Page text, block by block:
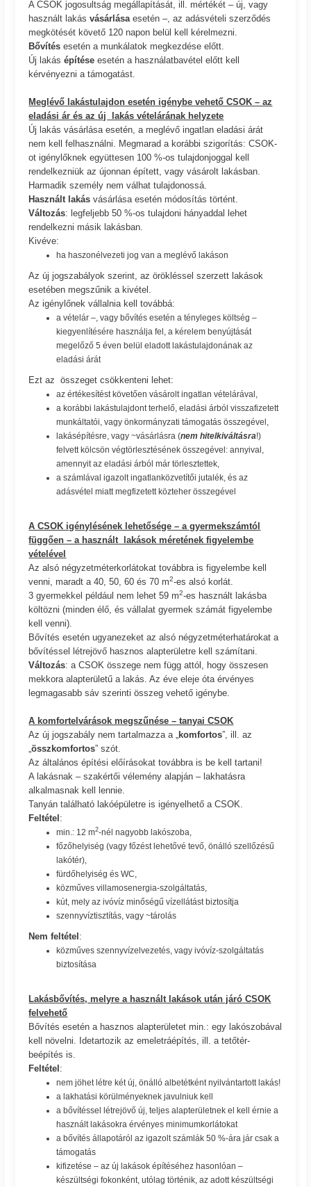
A CSOK jogosultság megállapítását, ill. mértékét – új, vagy
használt lakásvásárlása esetén –, az adásvételi szerződés
megkötését követő 120 napon belül kell kérelmezni.
Bővítés esetén a munkálatok megkezdése előtt.
Új lakásépítése esetén a használatbavétel előtt kell
kérvényezni a támogatást.
Meglévő lakástulajdon esetén igénybe vehető CSOK – az
eladási ár és az új lakás vételárának helyzete
Új lakás vásárlása esetén, a meglévő ingatlan eladási árát
nem kell felhasználni. Megmarad a korábbi szigorítás: CSOK-
ot igénylőknek együttesen 100 %-os tulajdonjoggal kell
rendelkezniük az újonnan épített, vagy vásárolt lakásban.
Harmadik személy nem válhat tulajdonossá.
Használt lakás vásárlása esetén módosítás történt.
Változás: legfeljebb 50 %-os tulajdoni hányaddal lehet
rendelkezni másik lakásban.
Kivéve:
ha haszonélvezeti jog van a meglévő lakáson
Az új jogszabályok szerint, az örökléssel szerzett lakások
esetében megszűnik a kivétel.
Az igénylőnek vállalnia kell továbbá:
a vételár –, vagy bővítés esetén a tényleges költség –
kiegyenlítésére használja fel, a kérelem benyújtását
megelőző 5 éven belül eladott lakástulajdonának az
eladási árát
Ezt az összeget csökkenteni lehet:
az értékesítést követően vásárolt ingatlan vételárával,
a korábbi lakástulajdont terhelő, eladási árból visszafizetett
munkáltatói, vagy önkormányzati támogatás összegével,
lakásépítésre, vagy ~vásárlásra (nem hitelkiváltásra!)
felvett kölcsön végtörlesztésének összegével: annyival,
amennyit az eladási árból már törlesztettek,
a számlával igazolt ingatlanközvetítői jutalék, és az
adásvétel miatt megfizetett közteher összegével
A CSOK igénylésének lehetősége – a gyermekszámtól
függően – a használt lakások méretének figyelembe
vételével
Az alsó négyzetméterkorlátokat továbbra is figyelembe kell
venni, maradt a 40, 50, 60 és 70 m2-es alsó korlát.
3 gyermekkel például nem lehet 59 m2-es használt lakásba
költözni (minden élő, és vállalat gyermek számát figyelembe
kell venni).
Bővítés esetén ugyanezeket az alsó négyzetméterhatárokat a
bővítéssel létrejövő hasznos alapterületre kell számítani.
Változás: a CSOK összege nem függ attól, hogy összesen
mekkora alapterületű a lakás. Az éve eleje óta érvényes
legmagasabb sáv szerinti összeg vehető igénybe.
A komfortelvárások megszűnése – tanyai CSOK
Az új jogszabály nem tartalmazza a „ komfortos”, ill. az
„összkomfortos” szót.
Az általános építési előírásokat továbbra is be kell tartani!
A lakásnak – szakértői vélemény alapján – lakhatásra
alkalmasnak kell lennie.
Tanyán található lakóépületre is igényelhető a CSOK.
Feltétel:
min.: 12 m2-nél nagyobb lakószoba,
főzőhelyiség (vagy főzést lehetővé tevő, önálló szellőzésű
lakótér),
fürdőhelyiség és WC,
közműves villamosenergia-szolgáltatás,
kút, mely az ivóvíz minőségű vízellátást biztosítja
szennyvíztisztítás, vagy ~tárolás
Nem feltétel:
közműves szennyvízelvezetés, vagy ivóvíz-szolgáltatás
biztosítása
Lakásbővítés, melyre a használt lakások után járó CSOK
felvehető
Bővítés esetén a hasznos alapterületet min.: egy lakószobával
kell növelni. Idetartozik az emeletráépítés, ill. a tetőtér-
beépítés is.
Feltétel:
nem jöhet létre két új, önálló albetétként nyilvántartott lakás!
a lakhatási körülményeknek javulniuk kell
a bővítéssel létrejövő új, teljes alapterületnek el kell érnie a
használt lakásokra érvényes minimumkorlátokat
a bővítés állapotáról az igazolt számlák 50 %-ára jár csak a
támogatás
kifizetése – az új lakások építéséhez hasonlóan –
készültségi fokonként, utólag történik, az adott készültségi